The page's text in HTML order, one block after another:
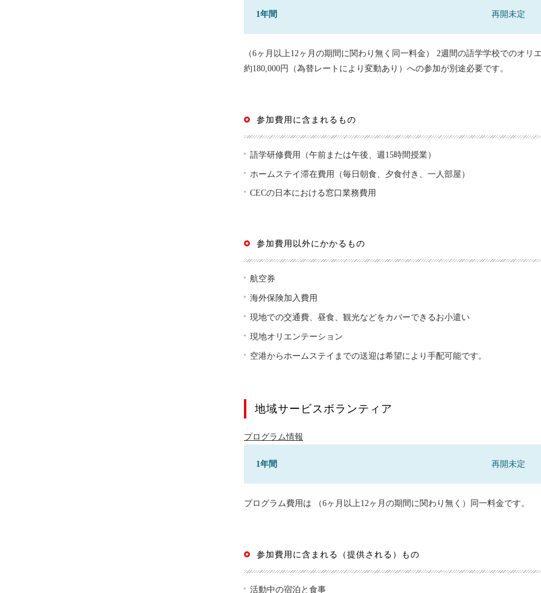
1年間 再開未定
（6ヶ月以上12ヶ月の期間に関わり無く同一料金） 2週間の語学学校でのオ
約180,000円（為替レートにより変動あり）への参加が別途必要です。
参加費用に含まれるもの
語学研修費用（午前または午後、週15時間授業）
ホームステイ滞在費用（毎日朝食、夕食付き、一人部屋）
CECの日本における窓口業務費用
参加費用以外にかかるもの
航空券
海外保険加入費用
現地での交通費、昼食、観光などをカバーできるお小遣い
現地オリエンテーション
空港からホームステイまでの送迎は希望により手配可能です。
地域サービスボランティア
プログラム情報
1年間 再開未定
プログラム費用は （6ヶ月以上12ヶ月の期間に関わり無く）同一料金です。
参加費用に含まれる（提供される）もの
活動中の宿泊と食事